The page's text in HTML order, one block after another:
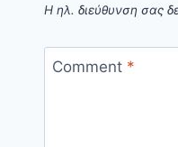
Η ηλ. διεύθυνση σας
Comment *